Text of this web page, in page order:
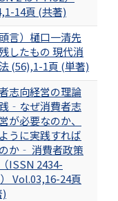
14頁 (共著)
頭言）樋口一清先
したもの 現代消
(56),1-1頁 (単著)
志向経営の理論
‐なぜ消費者志
が必要なのか、
うに実践すれば
か‐ 消費者政策
ISSN 2434-
Vol.03,16-24頁